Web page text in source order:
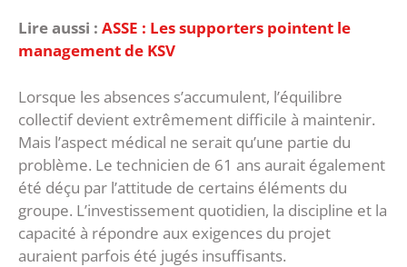
Lire aussi : ASSE : Les supporters pointent le
management de KSV
Lorsque les absences s’accumulent, l’équilibre
collectif devient extrêmement difficile à maintenir.
‎Mais l’aspect médical ne serait qu’une partie du
problème. Le technicien de 61 ans aurait également
été déçu par l’attitude de certains éléments du
groupe. L’investissement quotidien, la discipline et la
capacité à répondre aux exigences du projet
auraient parfois été jugés insuffisants.